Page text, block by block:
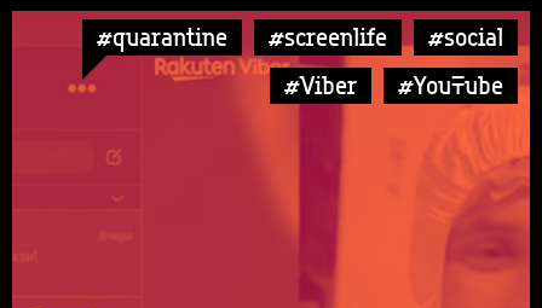
#quarantine #screenlife
#social
#Viber
#YouTube